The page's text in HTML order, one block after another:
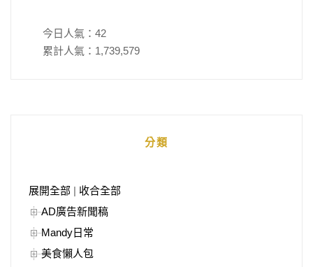
今日人氣： 42
累計人氣： 1,739,579
分類
展開全部 | 收合全部
AD廣告新聞稿
Mandy日常
美食懶人包